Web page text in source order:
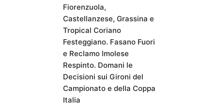
Fiorenzuola,
Castellanzese, Grassina e
Tropical Coriano
Festeggiano. Fasano Fuori
e Reclamo Imolese
Respinto. Domani le
Decisioni sui Gironi del
Campionato e della Coppa
Italia